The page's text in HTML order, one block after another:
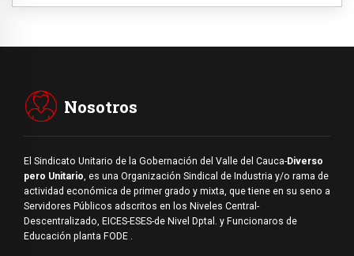
Nosotros
El Sindicato Unitario de la Gobernación del Valle del Cauca-Diverso
pero Unitario, es una Organización Sindical de Industria y/o rama de
actividad económica de primer grado y mixta, que tiene en su seno a
Servidores Públicos adscritos en los Niveles Central-
Descentralizado, EICES-ESES-de Nivel Dptal. y Funcionaros de
Educación planta FODE .